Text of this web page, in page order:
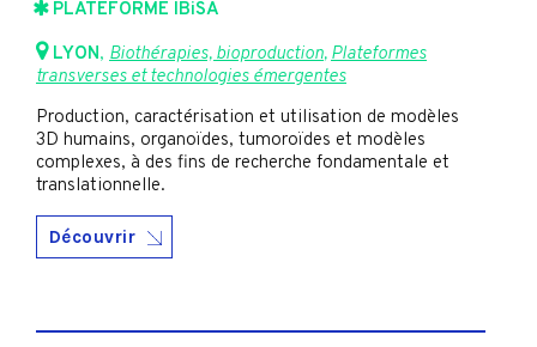
PLATEFORME IBiSA
LYON, Biothérapies, bioproduction, Plateformes
transverses et technologies émergentes
Production, caractérisation et utilisation de modèles
3D humains, organoïdes, tumoroïdes et modèles
complexes, à des fins de recherche fondamentale et
translationnelle.
Découvrir